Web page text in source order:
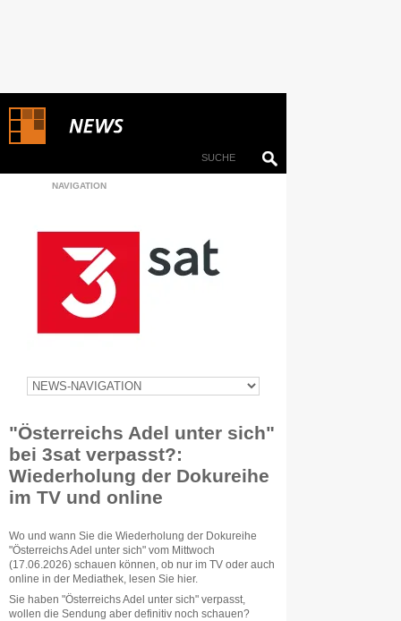
NAVIGATION
"Österreichs Adel unter sich"
bei 3sat verpasst?:
Wiederholung der Dokureihe
im TV und online
Wo und wann Sie die Wiederholung der Dokureihe
"Österreichs Adel unter sich" vom Mittwoch
(17.06.2026) schauen können, ob nur im TV oder auch
online in der Mediathek, lesen Sie hier.
Sie haben "Österreichs Adel unter sich" verpasst,
wollen die Sendung aber definitiv noch schauen?